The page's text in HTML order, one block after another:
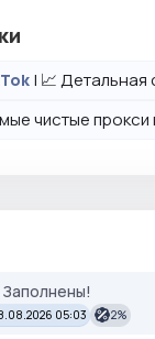
| 📈
чистые прокси
05:03 2%